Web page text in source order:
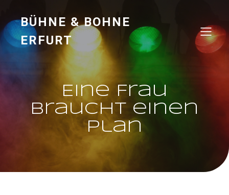
BÜHNE & BOHNE
ERFURT
Eine Frau
braucht einen
Plan